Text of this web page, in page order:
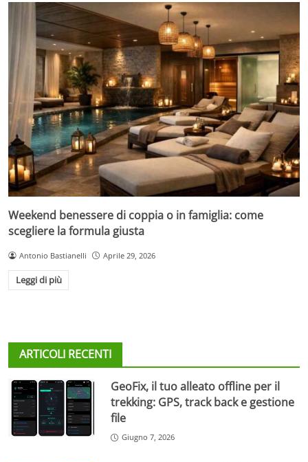
Weekend benessere di coppia o in famiglia: come
scegliere la formula giusta
Antonio Bastianelli Aprile 29, 2026
Leggi di più
ARTICOLI RECENTI
GeoFix, il tuo alleato offline per il
trekking: GPS, track back e gestione
file
Giugno 7, 2026